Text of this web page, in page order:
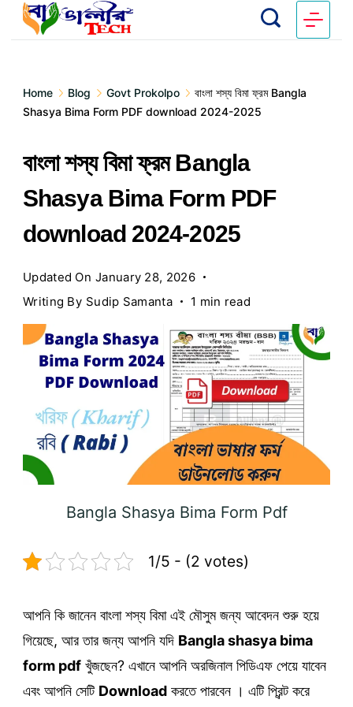
Home Blog Govt Prokolpo
বাংলা শস্য বিমা ফ্রম Bangla
Shasya Bima Form PDF download 2024-2025
বাংলা শস্য বিমা ফ্রম Bangla
Shasya Bima Form PDF
download 2024-2025
Updated On January 28, 2026
Writing By Sudip Samanta 1 min read
Bangla Shasya Bima Form Pdf
1/5 - (2 votes)
আপনি কি জানেন বাংলা শস্য বিমা এই মৌসুম জন্য আবেদন শুরু হয়ে
গিয়েছে, আর তার জন্য আপনি যদি Bangla shasya bima
form pdf খুঁজছেন? এখানে আপনি অরজিনাল পিডিএফ পেয়ে যাবেন
এবং আপনি সেটি Download করতে পারবেন । এটি প্রিন্ট করে